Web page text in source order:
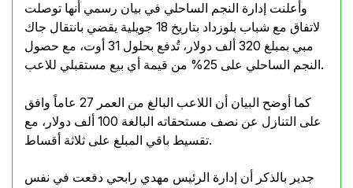
وأعلنت إدارة النجم الساحلي في بيان رسمي أنها توصلت
لاتفاق مع شباب بلوزداد بتاريخ 18 جويلية يقضي بانتقال جاك
مبي بمبلغ 320 ألف دولار، تُدفع بحلول 31 أوت، مع حصول
النجم الساحلي على 25% من قيمة أي بيع مستقبلي للاعب.
كما أوضح البيان أن اللاعب البالغ من العمر 27 عاماً وافق
على التنازل عن نصف مستحقاته البالغة 100 ألف دولار، مع
تقسيط باقي المبلغ على ثلاثة أقساط.
جدير بالذكر أن إدارة الرئيس مهدي رابحي دفعت في نفس